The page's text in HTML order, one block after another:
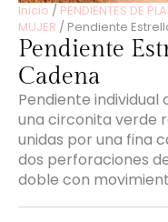
Inicio / PENDIENTES DE
MUJER / Pendiente
Pendiente
Cadena
Pendiente
una circonita verde
unidas por una fina
dos perforaciones
doble con